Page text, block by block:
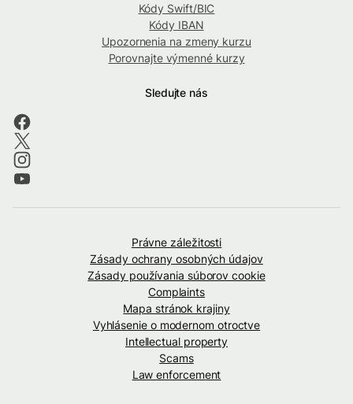
Kódy Swift/BIC
Kódy IBAN
Upozornenia na zmeny kurzu
Porovnajte výmenné kurzy
Sledujte nás
Právne záležitosti
Zásady ochrany osobných údajov
Zásady používania súborov cookie
Complaints
Mapa stránok krajiny
Vyhlásenie o modernom otroctve
Intellectual property
Scams
Law enforcement